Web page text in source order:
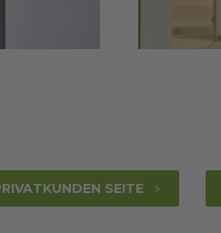
SEITE 5